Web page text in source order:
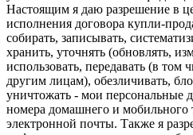
Настоящим я даю разрешение в
исполнения договора купли-
собирать, записывать,
хранить, уточнять (обновлять,
использовать, передавать (в том
другим лицам), обезличивать,
уничтожать - мои персональные
номера домашнего и мобильного
электронной почты. Также я